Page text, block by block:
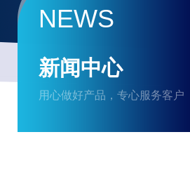
NEWS
新闻中心
用心做好产品，专心服务客户